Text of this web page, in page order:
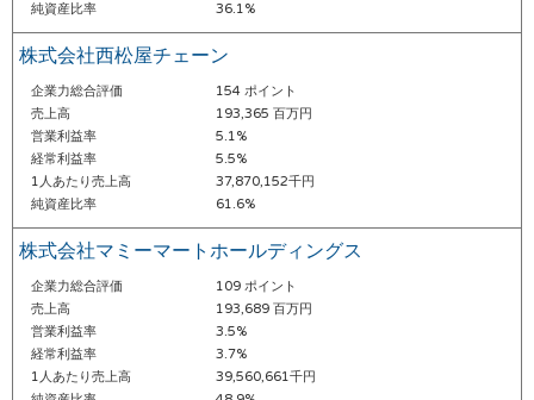
純資産比率
36.1%
株式会社西松屋チェーン
企業力総合評価
154 ポイント
売上高
193,365 百万円
営業利益率
5.1%
経常利益率
5.5%
1人あたり売上高
37,870,152千円
純資産比率
61.6%
株式会社マミーマートホールディングス
企業力総合評価
109 ポイント
売上高
193,689 百万円
営業利益率
3.5%
経常利益率
3.7%
1人あたり売上高
39,560,661千円